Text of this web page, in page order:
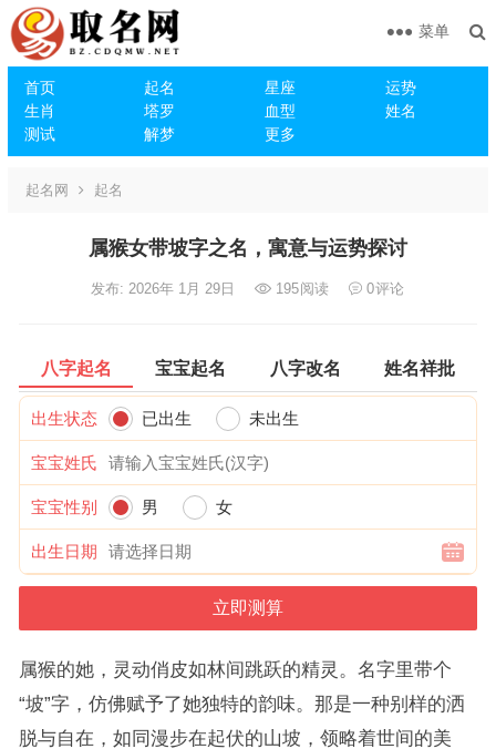
首页 起名 星座
运势
生肖
塔罗 血型
姓名
测试
解梦 更多
菜单
起名网 起名
属猴女带坡字之名，寓意与运势探讨
发布: 2026年 1月 29日 195阅读 0评论
八字起名 宝宝起名 八字改名 姓名祥批
出生状态 已出生 未出生
宝宝姓氏
宝宝性别 男 女
出生日期
属猴的她，灵动俏皮如林间跳跃的精灵。名字里带个
“坡”字，仿佛赋予了她独特的韵味。那是一种别样的洒
脱与自在，如同漫步在起伏的山坡，领略着世间的美